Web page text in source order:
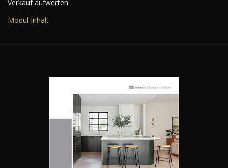
Verkauf aufwerten.
Modul Inhalt